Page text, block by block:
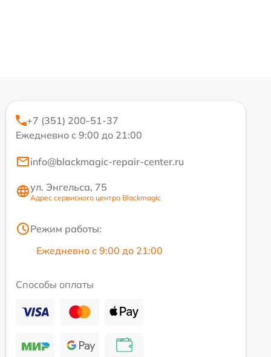
+7 (351) 200-51-37
Ежедневно с 9:00 до 21:00
info@blackmagic-repair-center.ru
ул. Энгельса, 75
Адрес сервисного центра Blackmagic
Режим работы:
Ежедневно с 9:00 до 21:00
Способы оплаты